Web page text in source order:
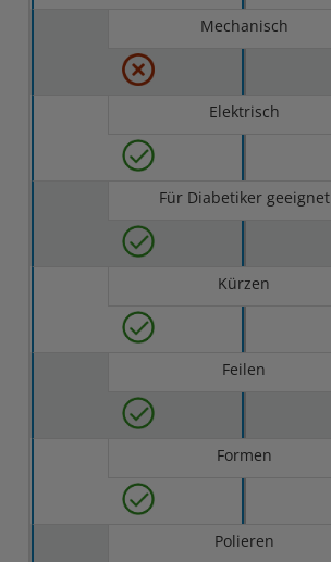
Mechanisch
Elektrisch
Für Diabetiker geeignet
Kürzen
Feilen
Formen
Polieren